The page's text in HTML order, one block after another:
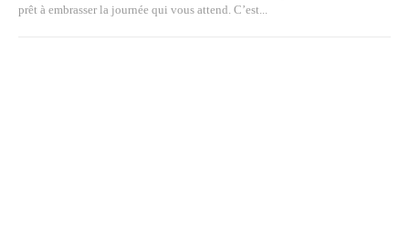
prêt à embrasser la journée qui vous attend. C’est...